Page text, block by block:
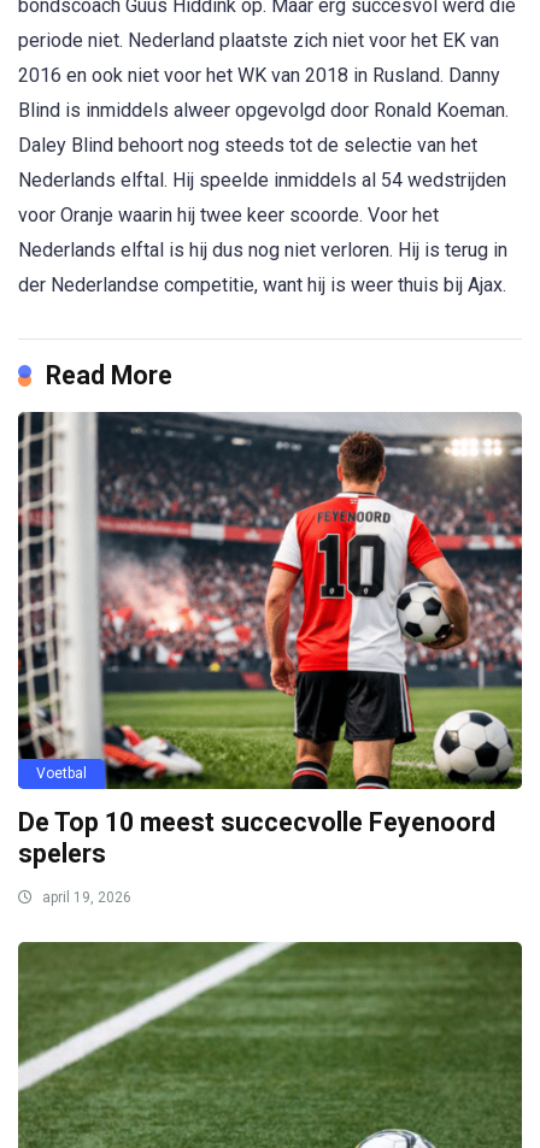
bondscoach Guus Hiddink op. Maar erg succesvol werd die
periode niet. Nederland plaatste zich niet voor het EK van
2016 en ook niet voor het WK van 2018 in Rusland. Danny
Blind is inmiddels alweer opgevolgd door Ronald Koeman.
Daley Blind behoort nog steeds tot de selectie van het
Nederlands elftal. Hij speelde inmiddels al 54 wedstrijden
voor Oranje waarin hij twee keer scoorde. Voor het
Nederlands elftal is hij dus nog niet verloren. Hij is terug in
der Nederlandse competitie, want hij is weer thuis bij Ajax.
Read More
Voetbal
De Top 10 meest succecvolle Feyenoord
spelers
april 19, 2026